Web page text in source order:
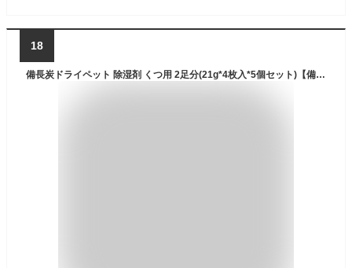
18
備長炭ドライペット 除湿剤 くつ用 2足分(21g*4枚入*5個セット)【備長炭ドライペット】